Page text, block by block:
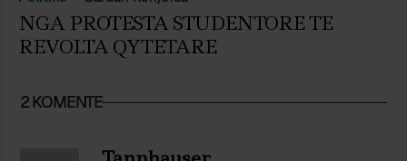
NGA PROTESTA STUDENTORE TE
REVOLTA QYTETARE
2 KOMENTE